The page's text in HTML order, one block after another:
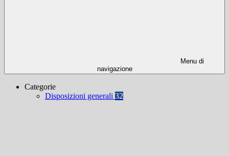
Menu di
navigazione
Categorie
Disposizioni generali 32